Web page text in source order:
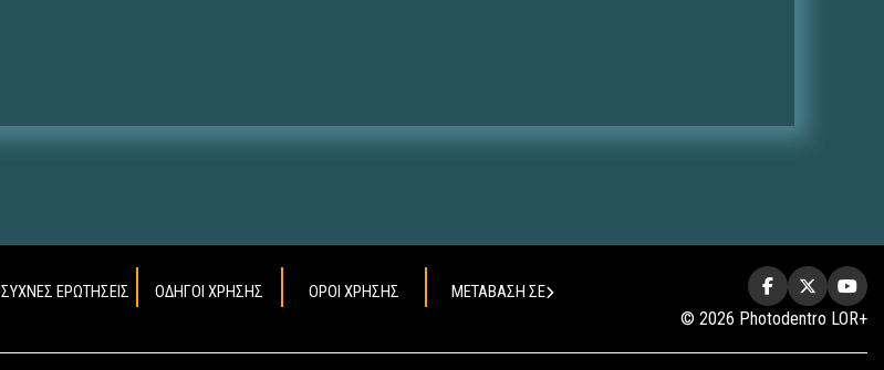
ΣΥΧΝΕΣ ΕΡΩΤΗΣΕΙΣ ΟΔΗΓΟΙ ΧΡΗΣΗΣ ΟΡΟΙ ΧΡΗΣΗΣ ΜΕΤΑΒΑΣΗ ΣΕ
© 2026 Photodentro LOR+